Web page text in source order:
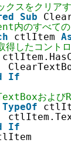
スをクリア
Sub
内のすべての
ctlItem
したコント
If
および
TypeOf
If